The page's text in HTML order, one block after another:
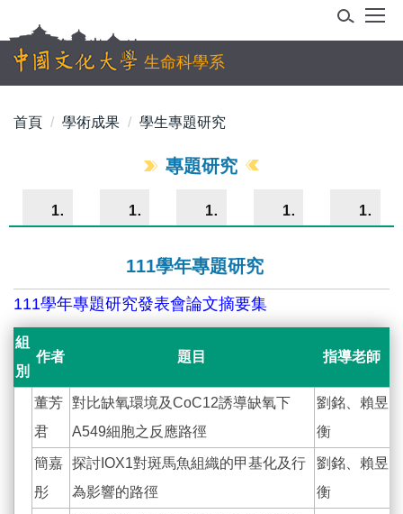
到
主
容
生命科學系
首頁 學術成果 學生專題研究
專題研究
114學年 113學年 112學年 111學年 110學年
111學年專題研究
111學年專題研究發表會論文摘要集
組
別
作者 題目 指導老師
董芳
君
對比缺氧環境及CoC12誘導缺氧下
A549細胞之反應路徑
劉銘、賴昱
衡
簡嘉
彤
探討IOX1對斑馬魚組織的甲基化及行
為影響的路徑
劉銘、賴昱
衡